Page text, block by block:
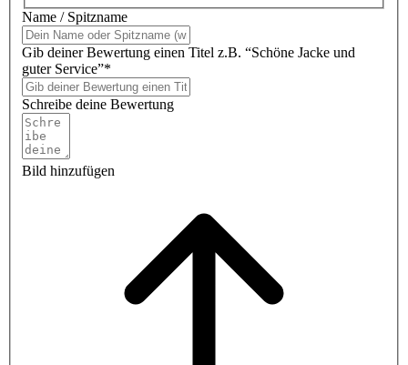
Name / Spitzname
Gib deiner Bewertung einen Titel z.B. “Schöne Jacke und
guter Service”*
Schreibe deine Bewertung
Bild hinzufügen